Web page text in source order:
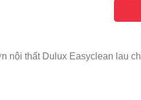
nội thất Dulux Easyclean lau